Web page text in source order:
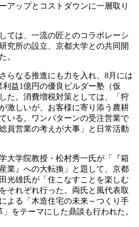
アップとコストダウンに一層取り
ては、一流の匠とのコラボレーシ
究所の設立、京都大学との共同開
。
らなる推進にも力を入れ、8月には
利益1億円の優良ビルダー塾（仮
た。消費増税対策としては、「狩
激しいが、お客様に寄り添う農耕
いる。ワンパターンの受注営業で
員営業の考えが大事」と日常活動
大学院教授・松村秀一氏が「『箱
業』への大転換」と題して、京都
光雄氏が「住こなすことを楽しむ
それぞれ行った。両氏と風代表取
よる「木造住宅の未来～つくり手
をテーマにした鼎談も行われた。